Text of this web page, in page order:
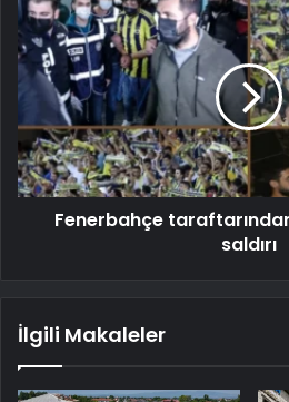
Fenerbahçe
saldırı
İlgili Makaleler